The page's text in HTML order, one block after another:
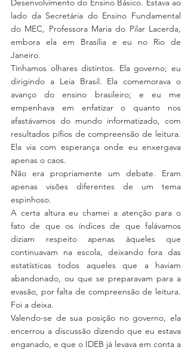
Desenvolvimento do Ensino Básico. Estava ao
lado da Secretária do Ensino Fundamental
do MEC, Professora Maria do Pilar Lacerda,
embora ela em Brasília e eu no Rio de
Janeiro.
Tínhamos olhares distintos. Ela governo; eu
dirigindo a Leia Brasil. Ela comemorava o
avanço do ensino brasileiro; e eu me
empenhava em enfatizar o quanto nos
afastávamos do mundo informatizado, com
resultados pífios de compreensão de leitura.
Ela via com esperança onde eu enxergava
apenas o caos.
Não era propriamente um debate. Eram
apenas visões diferentes de um tema
espinhoso.
A certa altura eu chamei a atenção para o
fato de que os índices de que falávamos
diziam respeito apenas àqueles que
continuavam na escola, deixando fora das
estatísticas todos aqueles que a haviam
abandonado, ou que se preparavam para a
evasão, por falta de compreensão de leitura.
Foi a deixa.
Valendo-se de sua posição no governo, ela
encerrou a discussão dizendo que eu estava
enganado, e que o IDEB já levava em conta a